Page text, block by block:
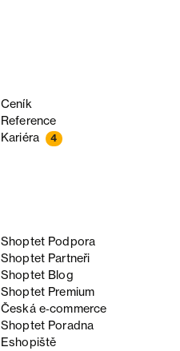
Ceník
Reference
Kariéra 4
Shoptet Podpora
Shoptet Partneři
Shoptet Blog
Shoptet Premium
Česká e‑commerce
Shoptet Poradna
Eshopiště